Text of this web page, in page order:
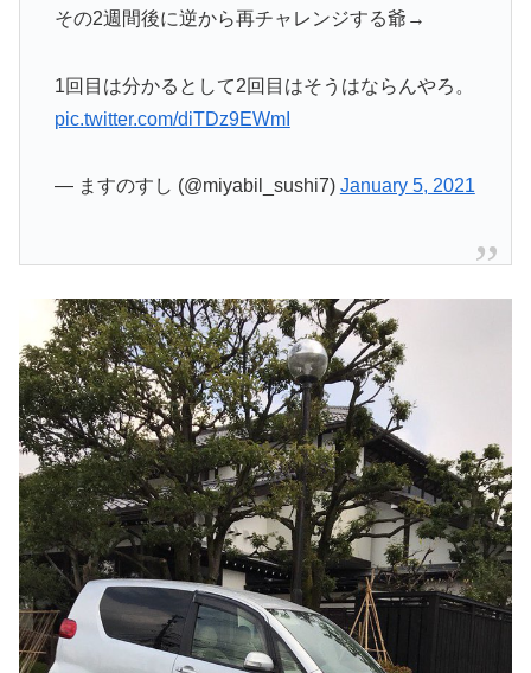
その2週間後に逆から再チャレンジする爺→
1回目は分かるとして2回目はそうはならんやろ。
pic.twitter.com/diTDz9EWmI
— ますのすし (@miyabil_sushi7) January 5, 2021